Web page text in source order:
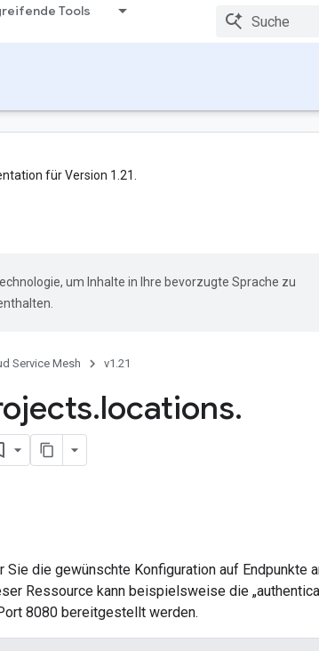
Tools
für Version 1.21.
um Inhalte in Ihre bevorzugte Sprache zu
Service Mesh v1.21
.locations.
die gewünschte Konfiguration auf Endpunkte
Ressource kann beispielsweise die
8080 bereitgestellt werden.